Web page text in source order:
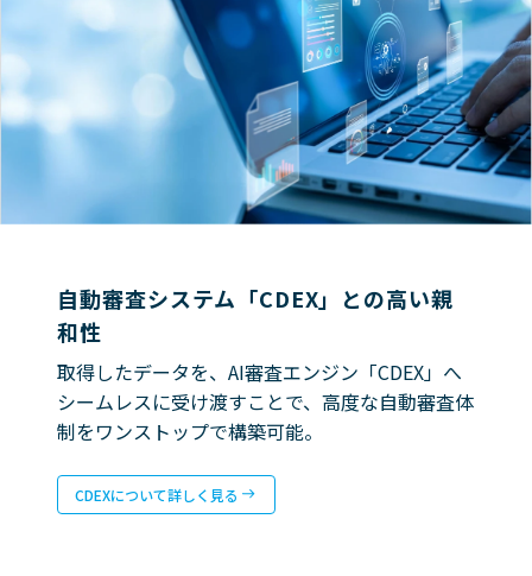
自動審査システム「CDEX」との高い親
和性
取得したデータを、AI審査エンジン「CDEX」へ
シームレスに受け渡すことで、高度な自動審査体
制をワンストップで構築可能。
CDEXについて詳しく見る